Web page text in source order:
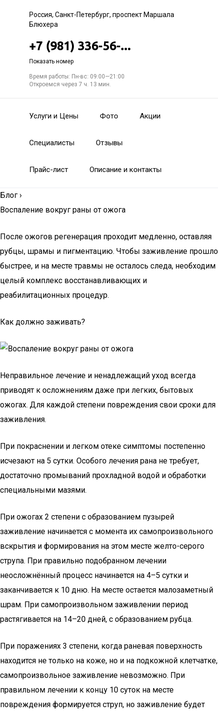
Россия, Санкт-Петербург, проспект Маршала
Блюхера
+7 (981) 336-56-...
Показать номер
Время работы: Пн-вс: 09:00—21:00
Откроемся через 7 ч. 13 мин.
Услуги и Цены Фото Акции
Специалисты Отзывы
Прайс-лист Описание и контакты
Блог ›
Воспаление вокруг раны от ожога
После ожогов регенерация проходит медленно, оставляя
рубцы, шрамы и пигментацию. Чтобы заживление прошло
быстрее, и на месте травмы не осталось следа, необходим
целый комплекс восстанавливающих и
реабилитационных процедур.
Как должно заживать?
Неправильное лечение и ненадлежащий уход всегда
приводят к осложнениям даже при легких, бытовых
ожогах. Для каждой степени повреждения свои сроки для
заживления.
При покраснении и легком отеке симптомы постепенно
исчезают на 5 сутки. Особого лечения рана не требует,
достаточно промываний прохладной водой и обработки
специальными мазями.
При ожогах 2 степени с образованием пузырей
заживление начинается с момента их самопроизвольного
вскрытия и формирования на этом месте желто-серого
струпа. При правильно подобранном лечении
неосложнённый процесс начинается на 4–5 сутки и
заканчивается к 10 дню. На месте остается малозаметный
шрам. При самопроизвольном заживлении период
растягивается на 14–20 дней, с образованием рубца.
При поражениях 3 степени, когда раневая поверхность
находится не только на коже, но и на подкожной клетчатке,
самопроизвольное заживление невозможно. При
правильном лечении к концу 10 суток на месте
повреждения формируется струп, но заживление будет